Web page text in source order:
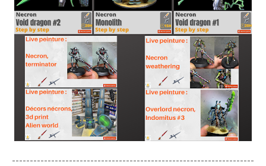
--------------------------------------------------------------------